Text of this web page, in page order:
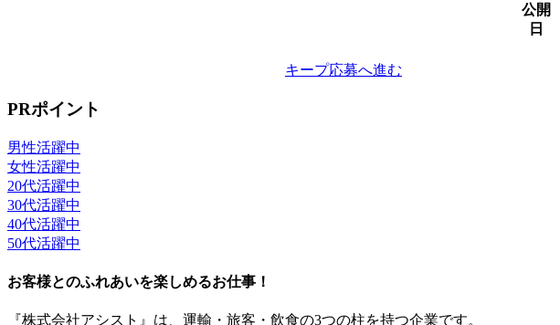
公開
日
キープ応募へ進む
PRポイント
男性活躍中
女性活躍中
20代活躍中
30代活躍中
40代活躍中
50代活躍中
お客様とのふれあいを楽しめるお仕事！
『株式会社アシスト』は、運輸・旅客・飲食の3つの柱を持つ企業です。